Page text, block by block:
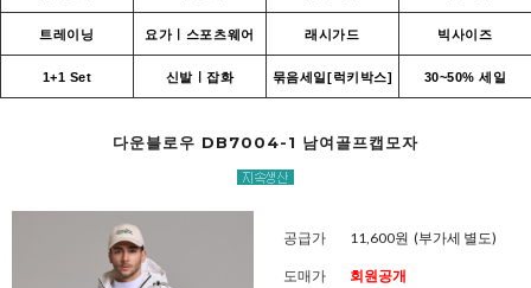
트레이닝 요가ㅣ스포츠웨어 래시가드 빅사이즈
1+1 Set 신발ㅣ잡화 묶음세일[럭키박스] 30~50% 세일
다운블로우 DB7004-1 남여골프캡모자
공급가 11,600원 (부가세 별도)
도매가 회원공개